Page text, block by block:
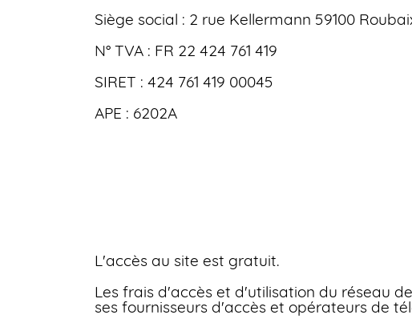
Siège social : 2 rue Kellermann 59100
N° TVA : FR 22 424 761 419
SIRET : 424 761 419 00045
APE : 6202A
L'accès au site est gratuit.
Les frais d'accès et d'utilisation du réseau
ses fournisseurs d'accès et opérateurs de